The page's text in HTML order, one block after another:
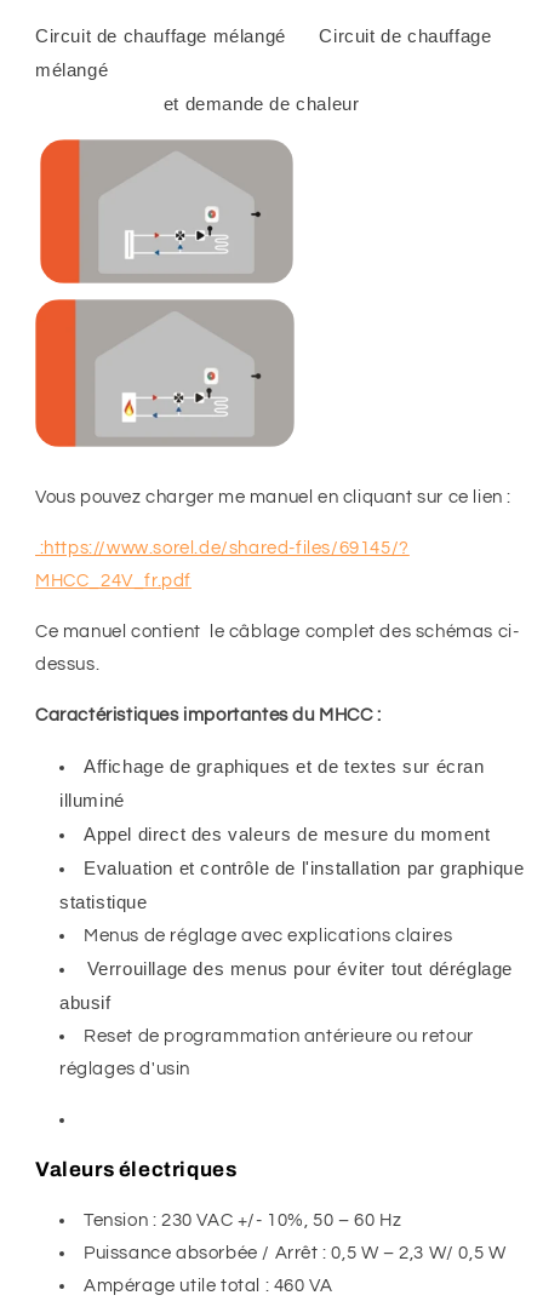
Circuit de chauffage mélangé
Circuit de chauffage
mélangé
et demande de chaleur
Vous pouvez charger me manuel en cliquant sur ce lien :
:https://www.sorel.de/shared-files/69145/?
MHCC_24V_fr.pdf
Ce manuel contient le câblage complet des schémas ci-
dessus.
Caractéristiques importantes du MHCC :
Affichage de graphiques et de textes sur écran
illuminé
Appel direct des valeurs de mesure du moment
Evaluation et contrôle de l'installation par graphique
statistique
Menus de réglage avec explications claires
Verrouillage des menus pour éviter tout déréglage
abusif
Reset de programmation antérieure ou retour
réglages d'usin
Valeurs électriques
Tension : 230 VAC +/- 10%, 50 – 60 Hz
Puissance absorbée / Arrêt : 0,5 W – 2,3 W/ 0,5 W
Ampérage utile total : 460 VA